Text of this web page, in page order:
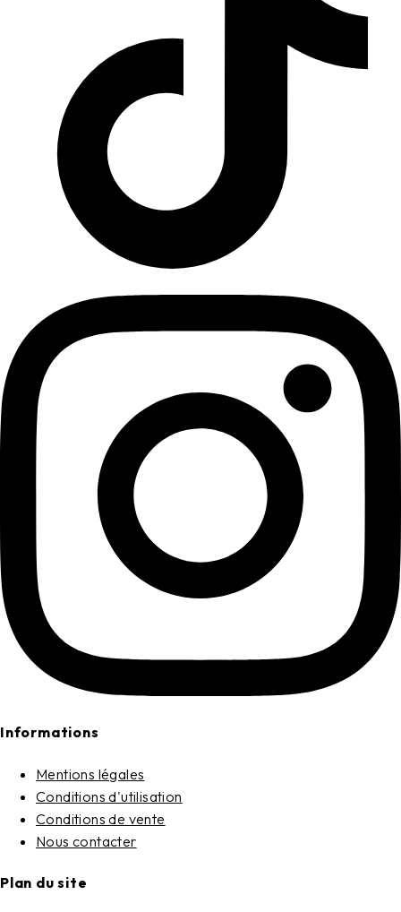
Informations
Mentions légales
Conditions d'utilisation
Conditions de vente
Nous contacter
Plan du site